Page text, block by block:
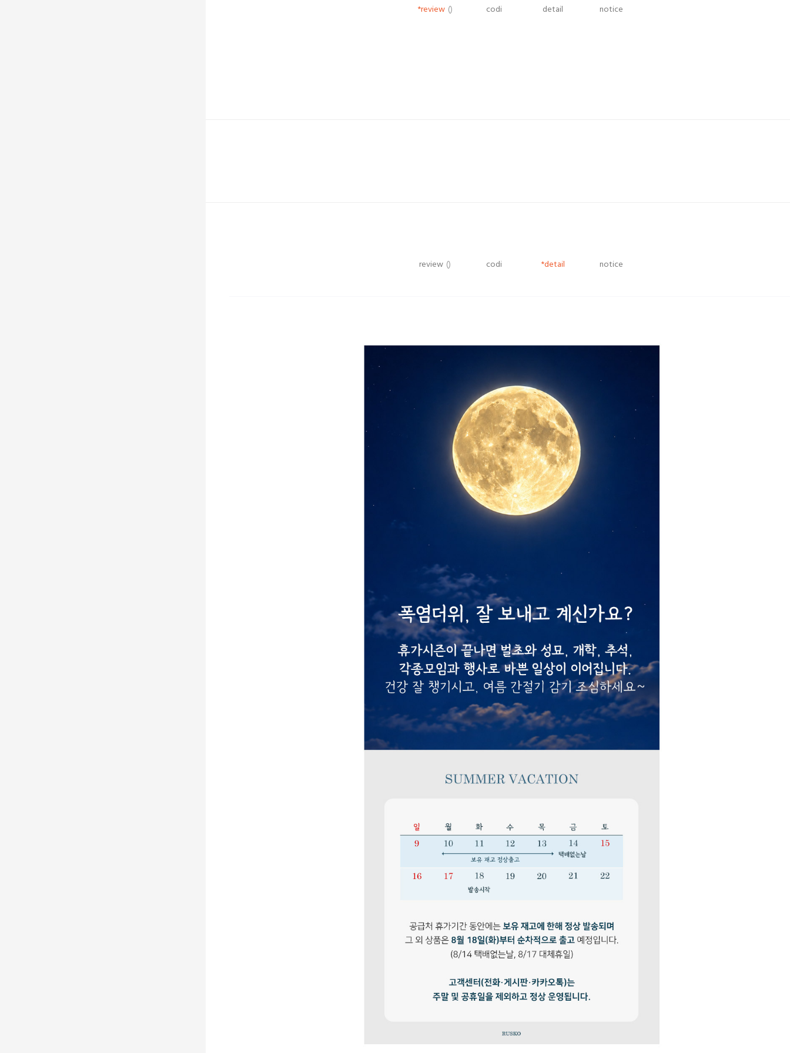
*review () codi detail notice
review () codi *detail notice